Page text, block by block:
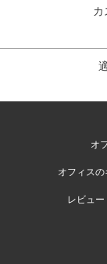
カ
オ
オフィスの
レビュー